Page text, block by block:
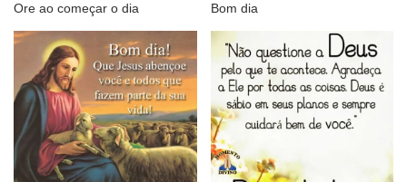
Ore ao começar o dia Bom dia